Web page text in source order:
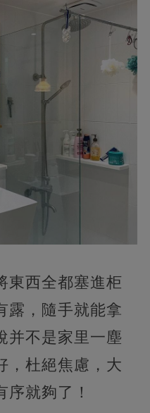
東西全都塞進柜
露，隨手就能拿
并不是家里一塵
，杜絕焦慮，大
就夠了！